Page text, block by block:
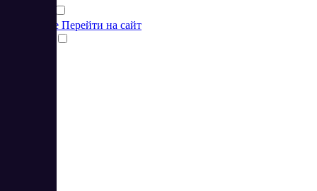
Подробнее Перейти на сайт